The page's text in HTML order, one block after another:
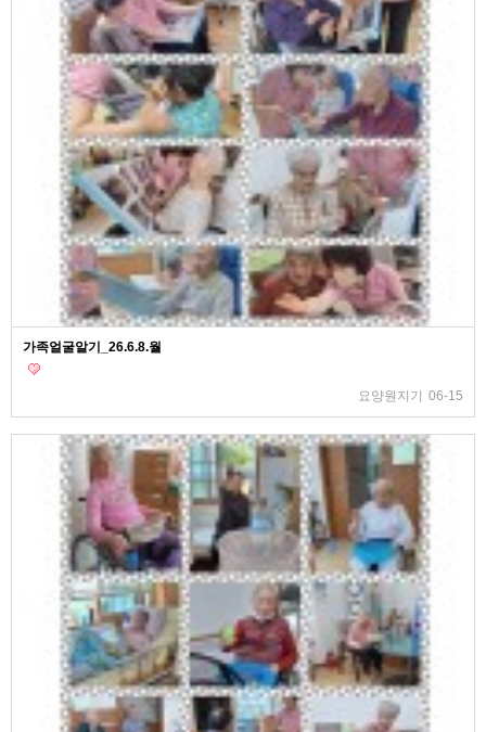
가족얼굴알기_26.6.8.월
요양원지기 06-15